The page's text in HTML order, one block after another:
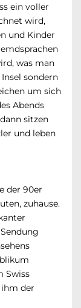
ein voller
wird,
und Kinder
was man
sondern
um sich
Abends
sitzen
und leben
der 90er
zuhause.
Swiss
der